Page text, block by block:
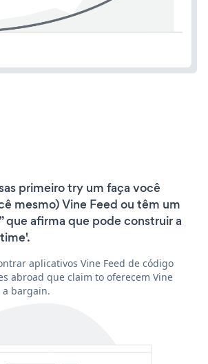
primeiro try um faça você
mesmo) Vine Feed ou têm um
que afirma que pode construir a
aplicativos Vine Feed de código
abroad que claim to oferecem Vine
a bargain.